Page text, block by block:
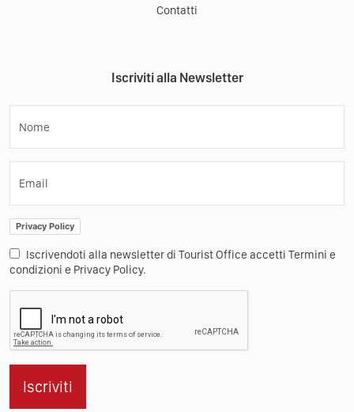
Contatti
Iscriviti alla Newsletter
Nome
Email
Privacy Policy
Iscrivendoti alla newsletter di Tourist Office accetti Termini e
condizioni e Privacy Policy.
Iscriviti